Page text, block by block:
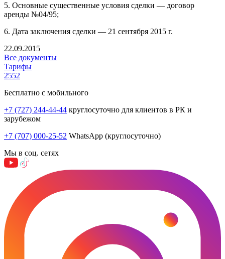
5. Основные существенные условия сделки — договор
аренды №04/95;
6. Дата заключения сделки — 21 сентября 2015 г.
22.09.2015
Все документы
Тарифы
2552
Бесплатно с мобильного
+7 (727) 244-44-44 круглосуточно для клиентов в РК и
зарубежом
+7 (707) 000-25-52 WhatsApp (круглосуточно)
Мы в соц. сетях